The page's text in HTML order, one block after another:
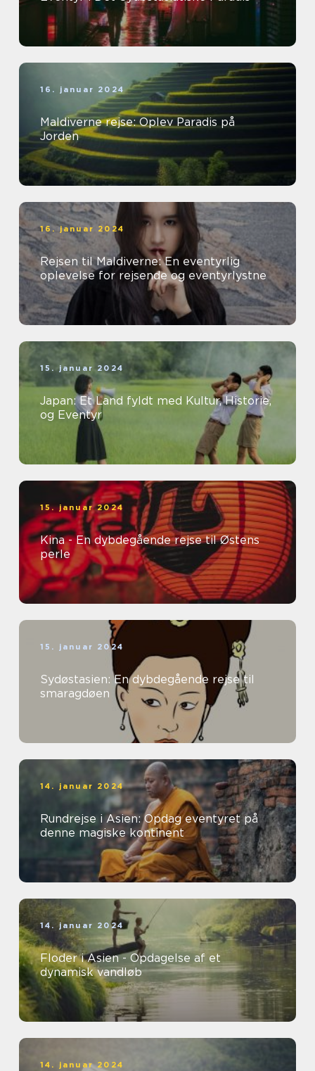
16. januar 2024
Maldiverne rejse: Oplev Paradis på
Jorden
16. januar 2024
Rejsen til Maldiverne: En eventyrlig
oplevelse for rejsende og eventyrlystne
15. januar 2024
Japan: Et Land fyldt med Kultur, Historie,
og Eventyr
15. januar 2024
Kina - En dybdegående rejse til Østens
perle
15. januar 2024
Sydøstasien: En dybdegående rejse til
smaragdøen
14. januar 2024
Rundrejse i Asien: Opdag eventyret på
denne magiske kontinent
14. januar 2024
Floder i Asien - Opdagelse af et
dynamisk vandløb
14. januar 2024